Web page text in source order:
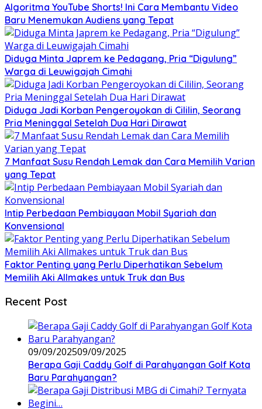
Algoritma YouTube Shorts! Ini Cara Membantu Video
Baru Menemukan Audiens yang Tepat
Diduga Minta Japrem ke Pedagang, Pria “Digulung”
Warga di Leuwigajah Cimahi
Diduga Jadi Korban Pengeroyokan di Cililin, Seorang
Pria Meninggal Setelah Dua Hari Dirawat
7 Manfaat Susu Rendah Lemak dan Cara Memilih Varian
yang Tepat
Intip Perbedaan Pembiayaan Mobil Syariah dan
Konvensional
Faktor Penting yang Perlu Diperhatikan Sebelum
Memilih Aki Allmakes untuk Truk dan Bus
Recent Post
09/09/202509/09/2025
Berapa Gaji Caddy Golf di Parahyangan Golf Kota
Baru Parahyangan?